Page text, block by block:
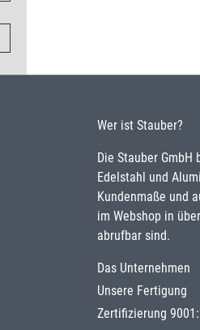
Wer ist Stauber?
Die Stauber
Edelstahl und
Kundenmaße und
im Webshop in
abrufbar sind.
Das Unternehmen
Unsere Fertigung
Zertifizierung